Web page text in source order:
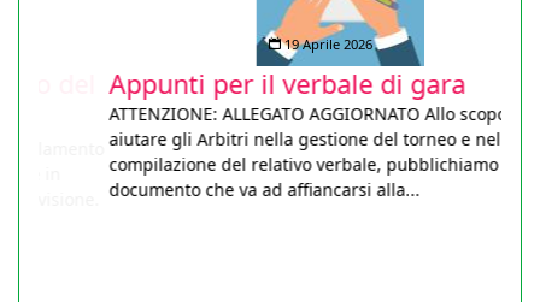
19 Aprile 2026
Appunti per il verbale di gara
ATTENZIONE: ALLEGATO AGGIORNATO Allo scopo di
aiutare gli Arbitri nella gestione del torneo e nella
compilazione del relativo verbale, pubblichiamo un utile
documento che va ad affiancarsi alla...